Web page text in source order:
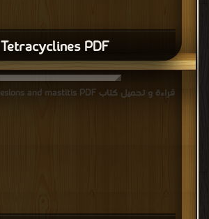
Tetracyclines PDF
قراءة و تحميل كتاب Teat skin lesions and mastitis PDF مجانا